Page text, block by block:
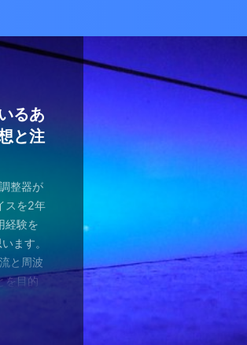
癒し
スを叩
して
ハーモ
してく
日は何
最初は
に思い
辺に座
ち着い
土埃
...
自分
今年
スクを
戦う
始まり
、テ
も同じ
只中。
との
な、
況、
るあ
と注
整器が
スを2年
経験を
ます。
と周波
を目的
プリ
流すこ
しま
り
たの
ュース
やDSの
・・。
いの
だか、
するの
。 そし
いま
ば ...
何か？
る
誉もな
ぇ、 た
。 そ
いる
どうい
して、
に行き
&nb ...
。 今
年お
にか年
なんて
だけ
結構忙
になる
を生き
です
&nbsp
波動
てない
Healy
れた最
る製品
ラン
デアに
。 細
ポート
ませ
る気が
なって
）購
いた
ってい
いなか
気分で
乗った
ーC端
される
量子
器につ
高いデ
もねぇ
な人生
投資
購入し
どに使
。 良
ぶん
。 近
雇に
有名
す。
として
い。 自
うな
るわけ
気持ち
額の借
がら